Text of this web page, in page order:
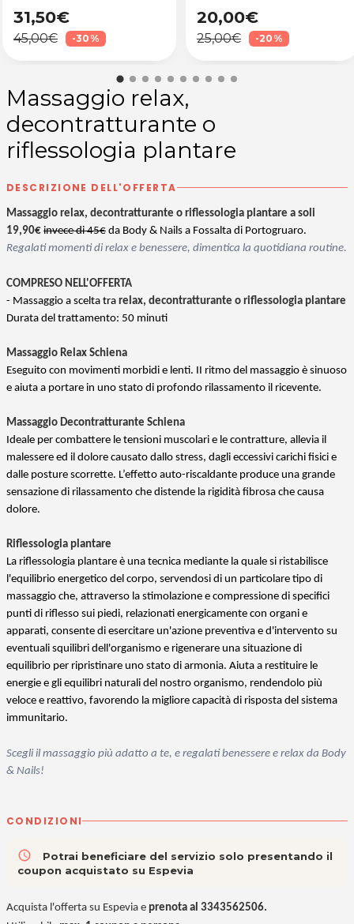
31,50€
45,00€ -30%
20,00€
25,00€ -20%
Massaggio relax,
decontratturante o
riflessologia plantare
DESCRIZIONE DELL'OFFERTA
Massaggio relax, decontratturante o riflessologia plantare a soli
19,90€ invece di 45€ da Body & Nails a Fossalta di Portogruaro.
Regalati momenti di relax e benessere, dimentica la quotidiana routine.
COMPRESO NELL'OFFERTA
- Massaggio a scelta tra relax, decontratturante o riflessologia plantare
Durata del trattamento: 50 minuti
Massaggio Relax Schiena
Eseguito con movimenti morbidi e lenti. II ritmo del massaggio è sinuoso
e aiuta a portare in uno stato di profondo rilassamento il ricevente.
Massaggio Decontratturante Schiena
Ideale per combattere le tensioni muscolari e le contratture, allevia il
malessere ed il dolore causato dallo stress, dagli eccessivi carichi fisici e
dalle posture scorrette. L’effetto auto-riscaldante produce una grande
sensazione di rilassamento che distende la rigidità fibrosa che causa
dolore.
Riflessologia plantare
La riflessologia plantare è una tecnica mediante la quale si ristabilisce
l'equilibrio energetico del corpo, servendosi di un particolare tipo di
massaggio che, attraverso la stimolazione e compressione di specifici
punti di riflesso sui piedi, relazionati energicamente con organi e
apparati, consente di esercitare un'azione preventiva e d'intervento su
eventuali squilibri dell'organismo e rigenerare una situazione di
equilibrio per ripristinare uno stato di armonia. Aiuta a restituire le
energie e gli equilibri naturali del nostro organismo, rendendolo più
veloce e reattivo, favorendo la migliore capacità di risposta del sistema
immunitario.
Scegli il massaggio più adatto a te, e regalati benessere e relax da Body
& Nails!
CONDIZIONI
access_time
Potrai beneficiare del servizio solo presentando il
coupon acquistato su Espevia
Acquista l'offerta su Espevia e prenota al 3343562506.